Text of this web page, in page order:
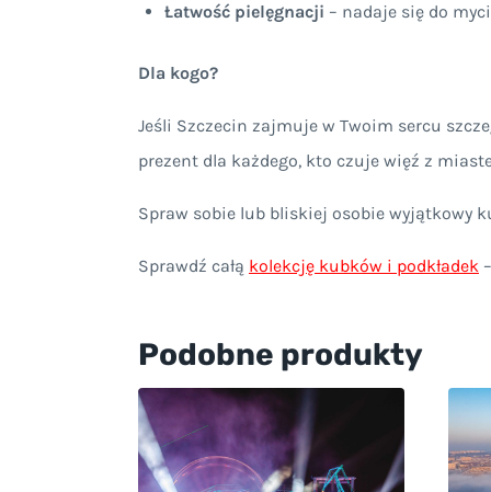
Łatwość pielęgnacji – nadaje się do
Dla kogo?
Jeśli Szczecin zajmuje w Twoim sercu
prezent dla każdego, kto czuje więź z
Spraw sobie lub bliskiej osobie wyjątkowy
Sprawdź całą kolekcję kubków i podkładek
Podobne produkty